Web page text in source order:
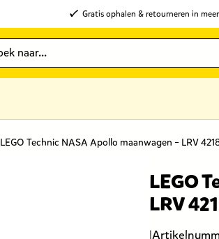
Gratis ophalen & retourneren in
LEGO Technic NASA Apollo maanwagen – LRV
LEGO
LRV
|